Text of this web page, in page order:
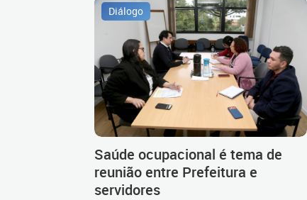
Diálogo
Saúde ocupacional é tema de
reunião entre Prefeitura e
servidores